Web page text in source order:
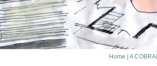
Home A